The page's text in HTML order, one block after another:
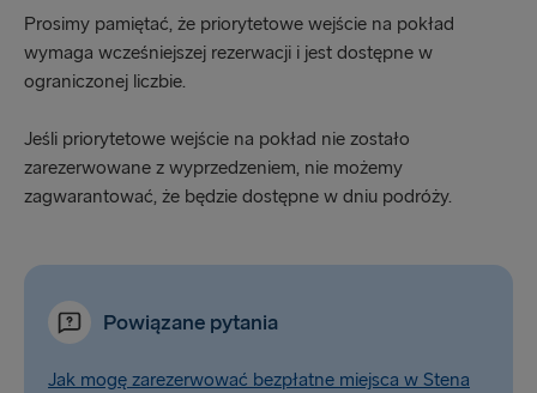
Prosimy pamiętać, że priorytetowe wejście na pokład
wymaga wcześniejszej rezerwacji i jest dostępne w
ograniczonej liczbie.
Jeśli priorytetowe wejście na pokład nie zostało
zarezerwowane z wyprzedzeniem, nie możemy
zagwarantować, że będzie dostępne w dniu podróży.
Powiązane pytania
Jak mogę zarezerwować bezpłatne miejsca w Stena